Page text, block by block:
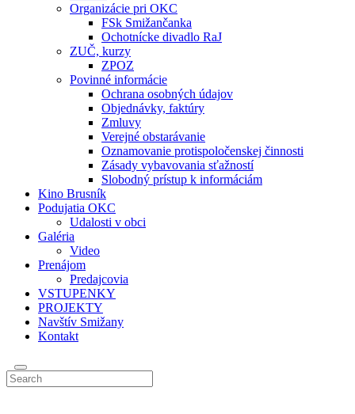
Organizácie pri OKC
FSk Smižančanka
Ochotnícke divadlo RaJ
ZUČ, kurzy
ZPOZ
Povinné informácie
Ochrana osobných údajov
Objednávky, faktúry
Zmluvy
Verejné obstarávanie
Oznamovanie protispoločenskej činnosti
Zásady vybavovania sťažností
Slobodný prístup k informáciám
Kino Brusník
Podujatia OKC
Udalosti v obci
Galéria
Video
Prenájom
Predajcovia
VSTUPENKY
PROJEKTY
Navštív Smižany
Kontakt